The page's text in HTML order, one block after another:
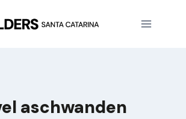
aschwanden